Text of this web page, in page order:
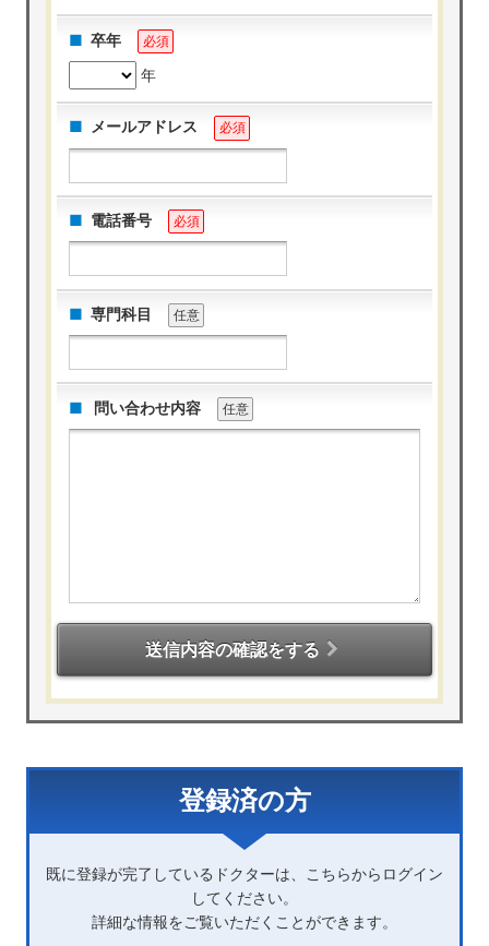
卒年 必須
年
メールアドレス 必須
電話番号 必須
専門科目 任意
問い合わせ内容 任意
送信内容の確認をする
登録済の方
既に登録が完了しているドクターは、こちらからログイン
してください。
詳細な情報をご覧いただくことができます。